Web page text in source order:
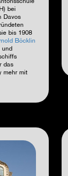
bei
Davos
bis 1908
Böcklin
und
das
mehr mit